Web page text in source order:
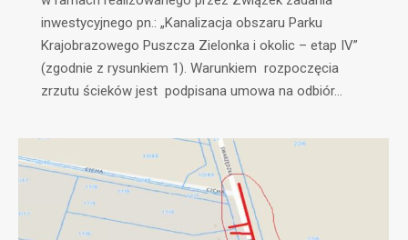
inwestycyjnego pn.: „Kanalizacja obszaru Parku
Krajobrazowego Puszcza Zielonka i okolic – etap IV”
(zgodnie z rysunkiem 1). Warunkiem rozpoczęcia
zrzutu ścieków jest podpisana umowa na odbiór…